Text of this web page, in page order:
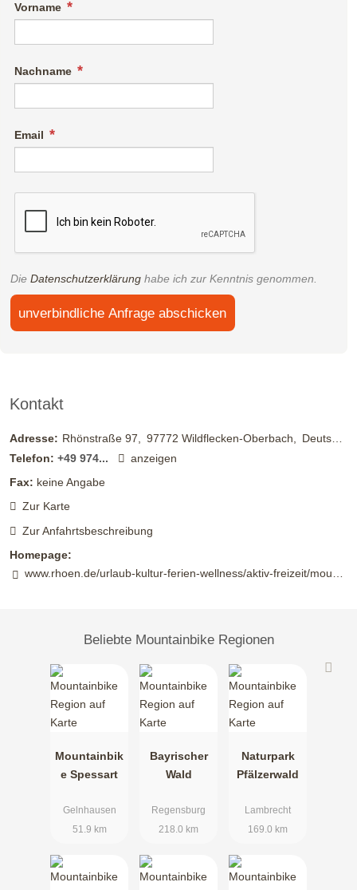
Vorname
Nachname
Email
Die Datenschutzerklärung habe ich zur Kenntnis genommen.
unverbindliche Anfrage abschicken
Kontakt
Adresse: Rhönstraße 97 97772 Wildflecken-Oberbach
Deutschland
Telefon: +49 974...
anzeigen
Fax: keine Angabe
Zur Karte
Zur Anfahrtsbeschreibung
Homepage:
www.rhoen.de/urlaub-kultur-ferien-wellness/aktiv-freizeit/mountainbike/index.html
Beliebte Mountainbike Regionen
Mountainbik
e Spessart
Gelnhausen
51.9 km
Bayrischer
Wald
Regensburg
218.0 km
Naturpark
Pfälzerwald
Lambrecht
169.0 km